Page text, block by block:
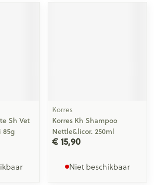
Sh Vet
85g
Korres
Korres Kh Shampoo
Nettle&licor. 250ml
€ 15,90
Niet beschikbaar